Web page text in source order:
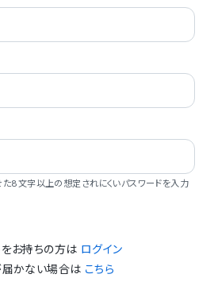
8文字以上の想定されにくいパスワードを入力
お持ちの方は ログイン
届かない場合は こちら